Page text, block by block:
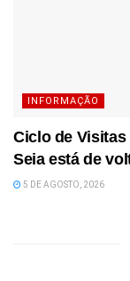
INFORMAÇÃO
Ciclo de
Seia está de
5 DE AGOSTO, 2026